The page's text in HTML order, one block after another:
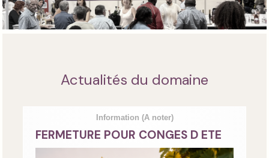
Actualités du domaine
Information (A noter)
FERMETURE POUR CONGES D ETE